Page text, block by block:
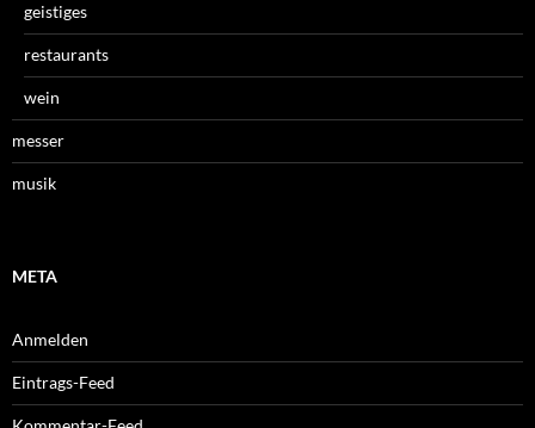
geistiges
restaurants
wein
messer
musik
META
Anmelden
Eintrags-Feed